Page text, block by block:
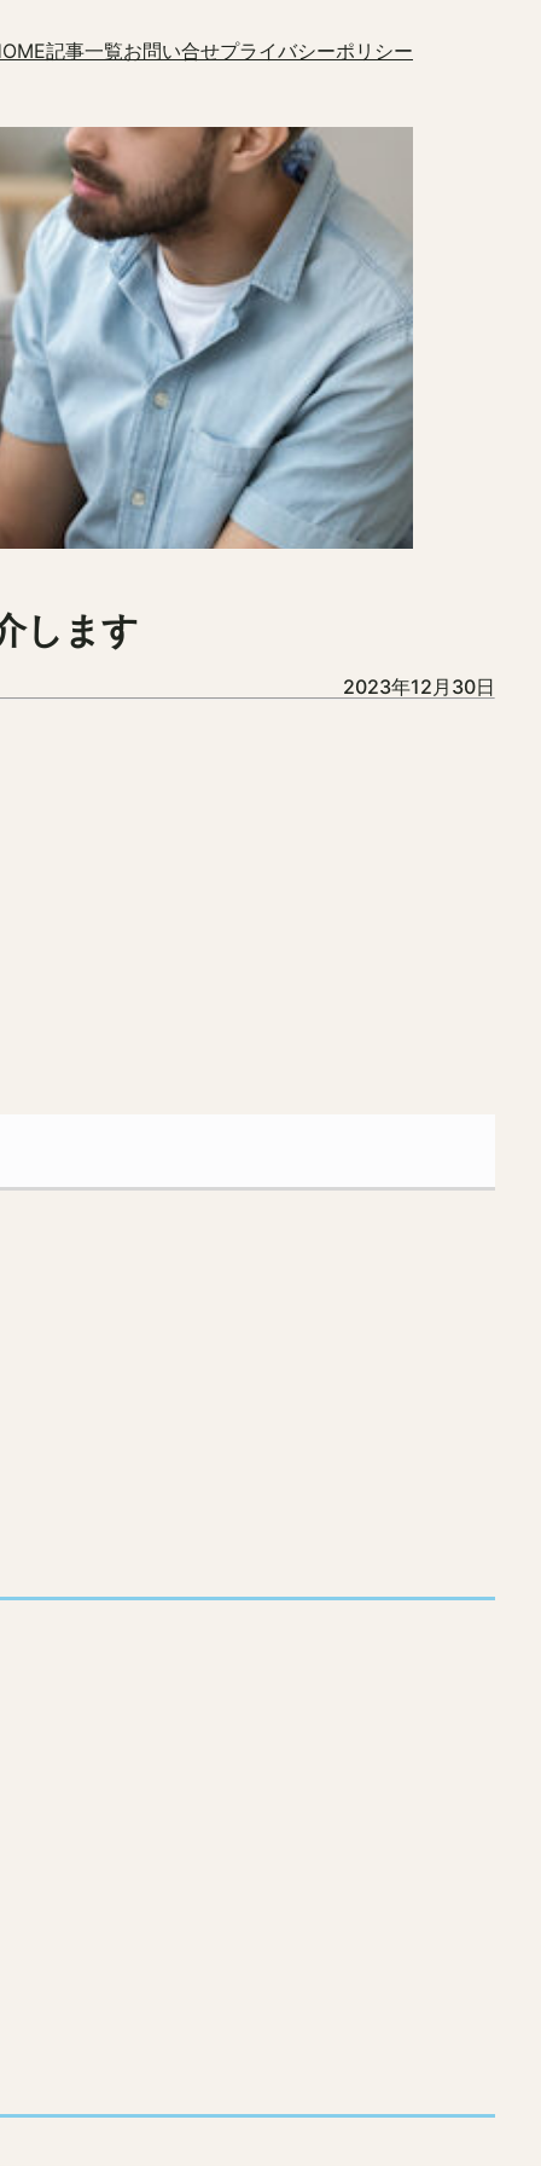
記事一覧お問い合せプライバシーポリシー
します
2023年12月30日